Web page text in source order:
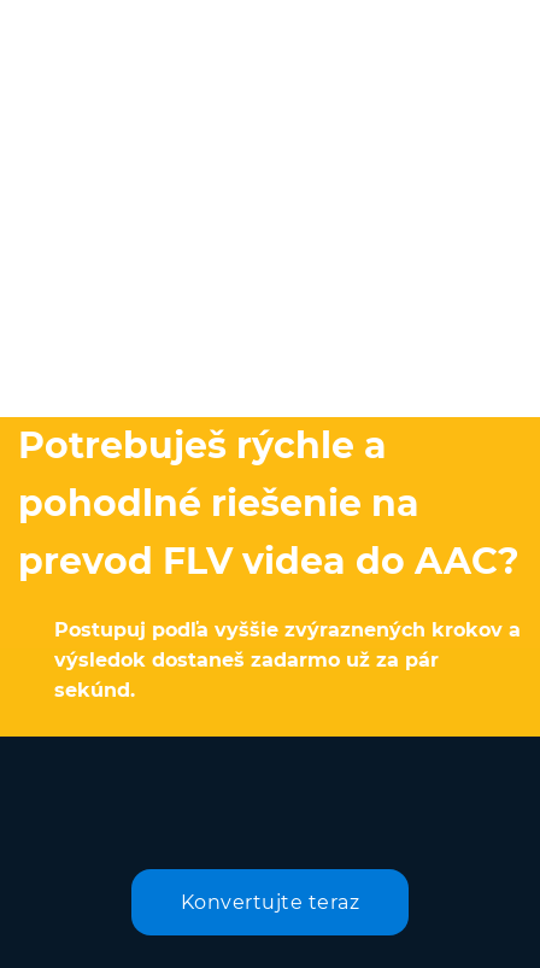
Potrebuješ rýchle a
pohodlné riešenie na
prevod FLV videa do AAC?
Postupuj podľa vyššie zvýraznených krokov a
výsledok dostaneš zadarmo už za pár
sekúnd.
Konvertujte teraz